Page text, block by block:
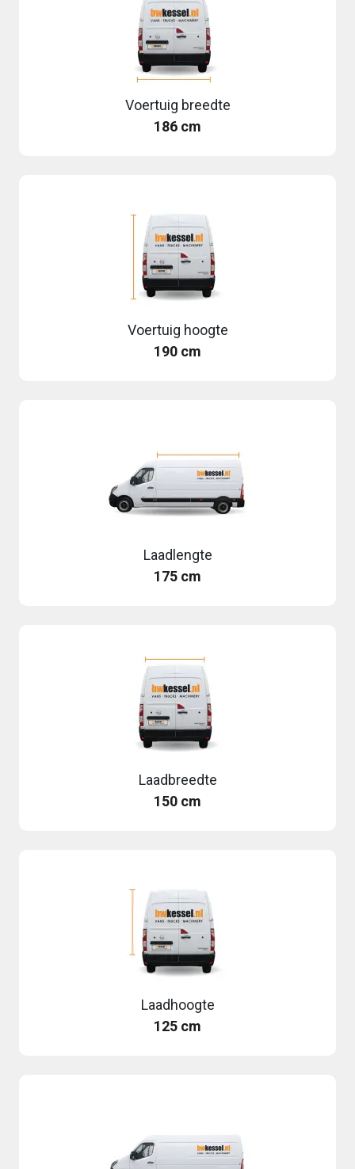
Voertuig breedte
186 cm
Voertuig hoogte
190 cm
Laadlengte
175 cm
Laadbreedte
150 cm
Laadhoogte
125 cm